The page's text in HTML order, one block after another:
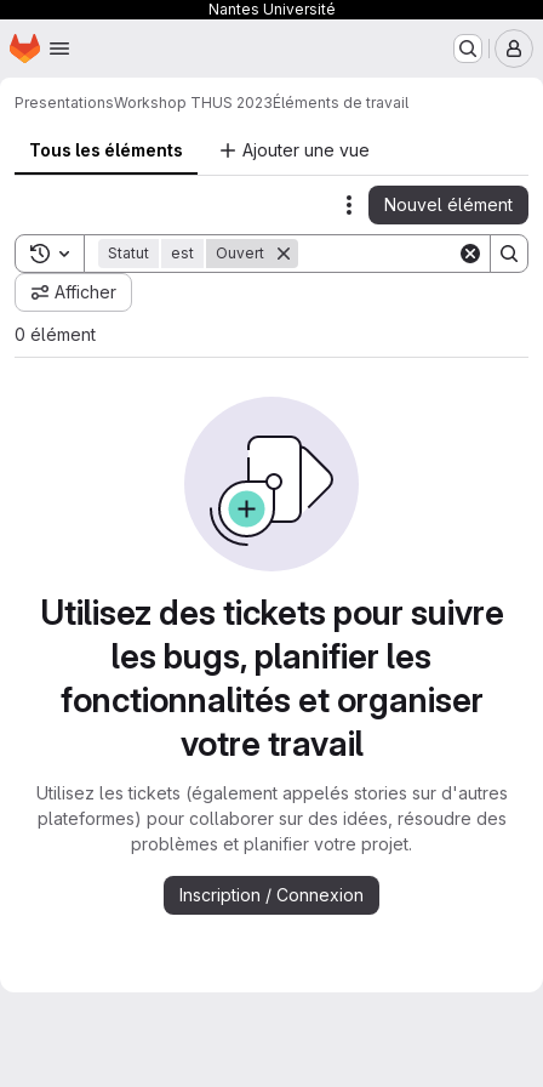
Nantes Université
Passer au contenu principal
Page d'accueil
PresentationsWorkshop THUS 2023Éléments de travail
Tous les éléments Ajouter une vue
Actions
Nouvel élément
Toggle search history
Statut est Ouvert
Afficher
0 élément
Utilisez des tickets pour suivre
les bugs, planifier les
fonctionnalités et organiser
votre travail
Utilisez les tickets (également appelés stories sur d'autres
plateformes) pour collaborer sur des idées, résoudre des
problèmes et planifier votre projet.
Inscription / Connexion